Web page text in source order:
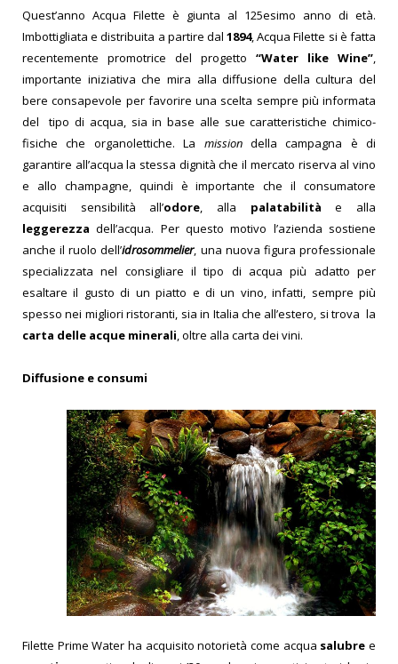
Quest’anno Acqua Filette è giunta al 125esimo anno di età.
Imbottigliata e distribuita a partire dal1894, Acqua Filette si è fatta
recentemente promotrice del progetto “Water like Wine”,
importante iniziativa che mira alla diffusione della cultura del
bere consapevole per favorire una scelta sempre più informata
del tipo di acqua, sia in base alle sue caratteristiche chimico-
fisiche che organolettiche.La missiondella campagna è di
garantire all’acqua la stessa dignità che il mercato riserva al vino
e allo champagne, quindi è importante che il consumatore
acquisiti sensibilità all’odore, alla palatabilità e alla
leggerezza dell’acqua. Per questo motivo l’azienda sostiene
anche il ruolo dell’idrosommelier, una nuova figura professionale
specializzata nel consigliare il tipo di acqua più adatto per
esaltare il gusto di un piatto e di un vino, infatti, sempre più
spesso nei migliori ristoranti, sia in Italia che all’estero, si trova la
carta delle acque minerali, oltre alla carta dei vini.
Diffusione e consumi
Filette Prime Water ha acquisito notorietà come acqua salubre e